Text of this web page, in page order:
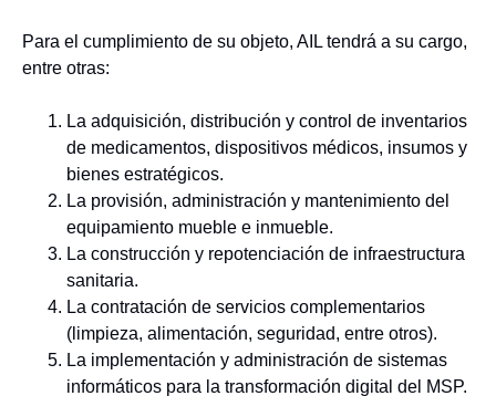
Para el cumplimiento de su objeto, AIL tendrá a su cargo,
entre otras:
La adquisición, distribución y control de inventarios
de medicamentos, dispositivos médicos, insumos y
bienes estratégicos.
La provisión, administración y mantenimiento del
equipamiento mueble e inmueble.
La construcción y repotenciación de infraestructura
sanitaria.
La contratación de servicios complementarios
(limpieza, alimentación, seguridad, entre otros).
La implementación y administración de sistemas
informáticos para la transformación digital del MSP.